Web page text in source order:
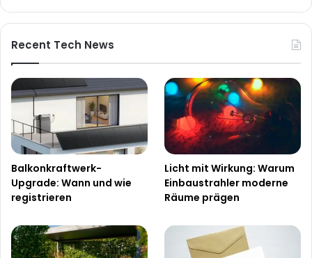
Recent Tech News
Balkonkraftwerk-
Upgrade: Wann und wie
registrieren
Licht mit Wirkung: Warum
Einbaustrahler moderne
Räume prägen